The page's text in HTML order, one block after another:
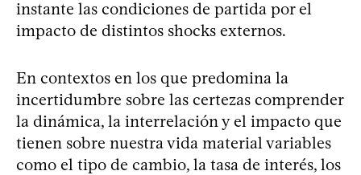
instante las condiciones de partida por el
impacto de distintos shocks externos.
En contextos en los que predomina la
incertidumbre sobre las certezas comprender
la dinámica, la interrelación y el impacto que
tienen sobre nuestra vida material variables
como el tipo de cambio, la tasa de interés, los